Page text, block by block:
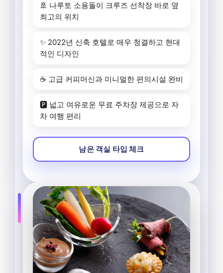
🚢 나루토 소용돌이 크루즈 선착장 바로 옆
최고의 위치
✨ 2022년 신축 호텔로 매우 청결하고 현대
적인 디자인
☕ 고급 커피머신과 미니멀한 편의시설 완비
🅿️ 넓고 여유로운 무료 주차장 제공으로 자
차 여행 편리
남은 객실 타입 체크